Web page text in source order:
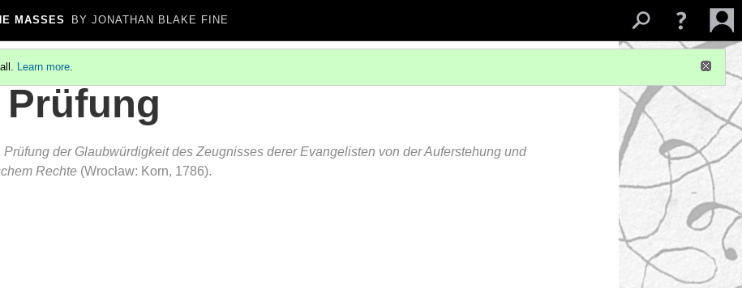
MASSES BY JONATHAN BLAKE FINE
Learn more.
Prüfung der Glaubwürdigkeit des Zeugnisses derer Evangelisten von der Auferstehung und
Rechte (Wrocław: Korn, 1786).